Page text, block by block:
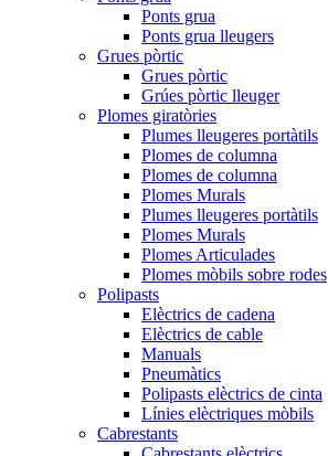
Ponts grua
Ponts grua lleugers
Grues pòrtic
Grues pòrtic
Grúes pòrtic lleuger
Plomes giratòries
Plumes lleugeres portàtils
Plomes de columna
Plomes de columna
Plomes Murals
Plumes lleugeres portàtils
Plomes Murals
Plomes Articulades
Plomes mòbils sobre rodes
Polipasts
Elèctrics de cadena
Elèctrics de cable
Manuals
Pneumàtics
Polipasts elèctrics de cinta
Línies elèctriques mòbils
Cabrestants